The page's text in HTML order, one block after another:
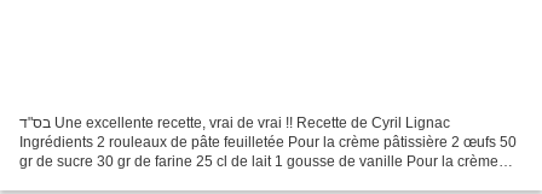
בס"ד Une excellente recette, vrai de vrai !! Recette de Cyril Lignac
Ingrédients 2 rouleaux de pâte feuilletée Pour la crème pâtissière 2 œufs 50
gr de sucre 30 gr de farine 25 cl de lait 1 gousse de vanille Pour la crème